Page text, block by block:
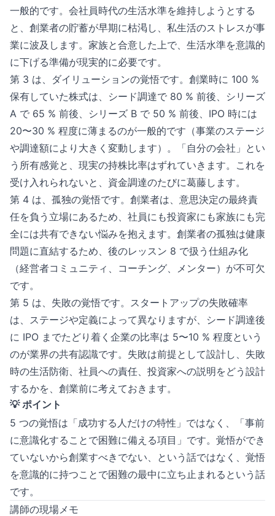
一般的です。会社員時代の生活水準を維持しようとする
と、創業者の貯蓄が早期に枯渇し、私生活のストレスが事
業に波及します。家族と合意した上で、生活水準を意識的
に下げる準備が現実的に必要です。
第 3 は、ダイリューションの覚悟です。創業時に 100 %
保有していた株式は、シード調達で 80 % 前後、シリーズ
A で 65 % 前後、シリーズ B で 50 % 前後、IPO 時には
20〜30 % 程度に薄まるのが一般的です（事業のステージ
や調達額により大きく変動します）。「自分の会社」とい
う所有感覚と、現実の持株比率はずれていきます。これを
受け入れられないと、資金調達のたびに葛藤します。
第 4 は、孤独の覚悟です。創業者は、意思決定の最終責
任を負う立場にあるため、社員にも投資家にも家族にも完
全には共有できない悩みを抱えます。創業者の孤独は健康
問題に直結するため、後のレッスン 8 で扱う仕組み化
（経営者コミュニティ、コーチング、メンター）が不可欠
です。
第 5 は、失敗の覚悟です。スタートアップの失敗確率
は、ステージや定義によって異なりますが、シード調達後
に IPO までたどり着く企業の比率は 5〜10 % 程度という
のが業界の共有認識です。失敗は前提として設計し、失敗
時の生活防衛、社員への責任、投資家への説明をどう設計
するかを、創業前に考えておきます。
💡 ポイント
5 つの覚悟は「成功する人だけの特性」ではなく、「事前
に意識化することで困難に備える項目」です。覚悟ができ
ていないから創業すべきでない、という話ではなく、覚悟
を意識的に持つことで困難の最中に立ち止まれるという話
です。
講師の現場メモ